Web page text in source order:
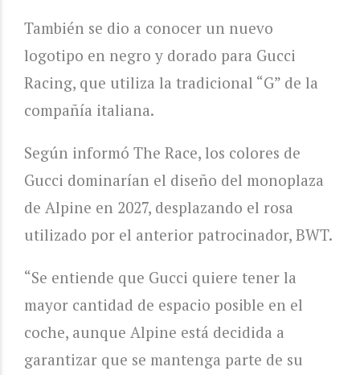
También se dio a conocer un nuevo
logotipo en negro y dorado para Gucci
Racing, que utiliza la tradicional “G” de la
compañía italiana.
Según informó The Race, los colores de
Gucci dominarían el diseño del monoplaza
de Alpine en 2027, desplazando el rosa
utilizado por el anterior patrocinador, BWT.
“Se entiende que Gucci quiere tener la
mayor cantidad de espacio posible en el
coche, aunque Alpine está decidida a
garantizar que se mantenga parte de su